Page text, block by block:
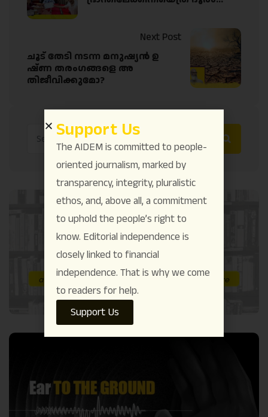
Next Post
ചൂട് തേടി നടന്ന മനുഷ്യൻ ഉ
ഷ്ണ തരംഗങ്ങളെ അ
തിജീവിക്കുമോ?
Support Us
The AIDEM is committed to people-
oriented journalism, marked by
transparency, integrity, pluralistic
ethos, and, above all, a commitment
to uphold the people’s right to
know. Editorial independence is
closely linked to financial
independence. That is why we come
to readers for help.
Support Us